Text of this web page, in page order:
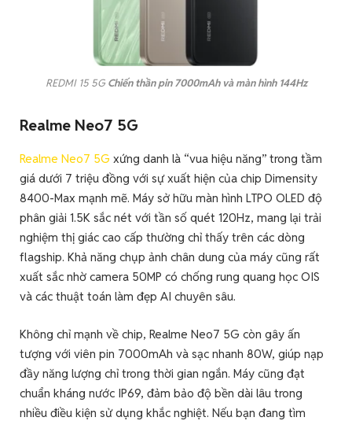
REDMI 15 5G Chiến thần pin 7000mAh và màn hình 144Hz
Realme Neo7 5G
Realme Neo7 5G xứng danh là “vua hiệu năng” trong tầm
giá dưới 7 triệu đồng với sự xuất hiện của chip Dimensity
8400-Max mạnh mẽ. Máy sở hữu màn hình LTPO OLED độ
phân giải 1.5K sắc nét với tần số quét 120Hz, mang lại trải
nghiệm thị giác cao cấp thường chỉ thấy trên các dòng
flagship. Khả năng chụp ảnh chân dung của máy cũng rất
xuất sắc nhờ camera 50MP có chống rung quang học OIS
và các thuật toán làm đẹp AI chuyên sâu.
Không chỉ mạnh về chip, Realme Neo7 5G còn gây ấn
tượng với viên pin 7000mAh và sạc nhanh 80W, giúp nạp
đầy năng lượng chỉ trong thời gian ngắn. Máy cũng đạt
chuẩn kháng nước IP69, đảm bảo độ bền dài lâu trong
nhiều điều kiện sử dụng khắc nghiệt. Nếu bạn đang tìm